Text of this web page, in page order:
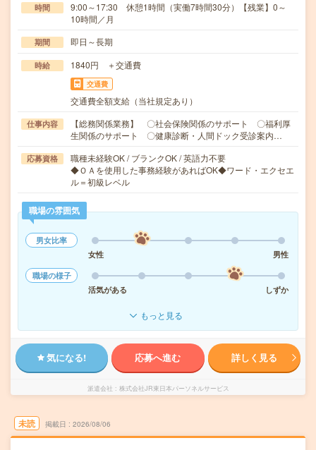
時間
9:00～17:30 休憩1時間（実働7時間30分）【残業】0～
10時間／月
期間 即日～長期
時給 1840円 ＋交通費
交通費
交通費全額支給（当社規定あり）
仕事内容
【総務関係業務】 〇社会保険関係のサポート 〇福利厚
生関係のサポート 〇健康診断・人間ドック受診案内…
応募資格
職種未経験OK / ブランクOK / 英語力不要
◆ＯＡを使用した事務経験があればOK◆ワード・エクセエ
ル＝初級レベル
職場の雰囲気
男女比率
女性
男性
職場の様子
活気がある
しずか
もっと見る
気になる! 応募へ進む 詳しく見る
派遣会社 株式会社JR東日本パーソネルサービス
未読 掲載日 2026/08/06